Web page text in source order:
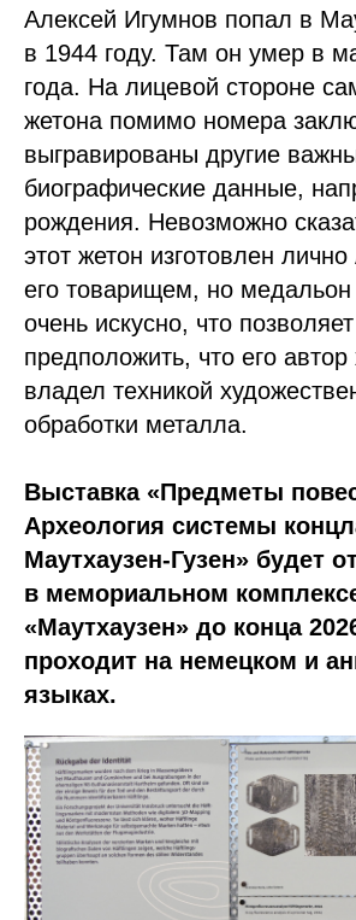
Алексей Игумнов попал в
в 1944 году. Там он умер в
года. На лицевой стороне
жетона помимо номера
выгравированы другие
биографические данные,
рождения. Невозможно
этот жетон изготовлен
его товарищем, но
очень искусно, что позволяет
предположить, что его
владел техникой
обработки металла.
Выставка «Предметы
Археология системы
Маутхаузен-Гузен» будет
в мемориальном
«Маутхаузен» до конца
проходит на немецком и
языках.